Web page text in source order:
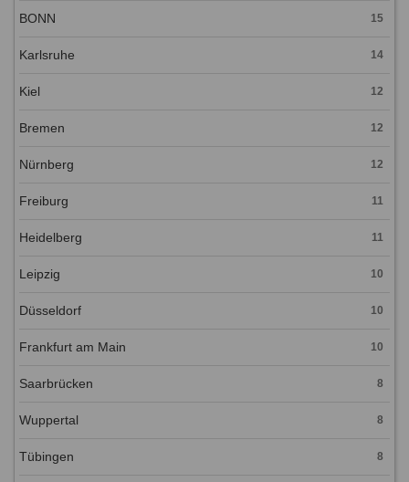
BONN 15
Karlsruhe 14
Kiel 12
Bremen 12
Nürnberg 12
Freiburg 11
Heidelberg 11
Leipzig 10
Düsseldorf 10
Frankfurt am Main 10
Saarbrücken 8
Wuppertal 8
Tübingen 8